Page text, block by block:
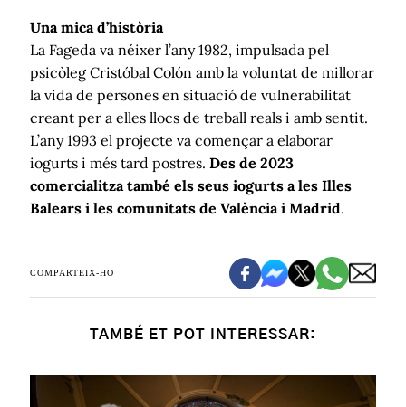
Una mica d’història
La Fageda va néixer l’any 1982, impulsada pel
psicòleg Cristóbal Colón amb la voluntat de millorar
la vida de persones en situació de vulnerabilitat
creant per a elles llocs de treball reals i amb sentit.
L’any 1993 el projecte va començar a elaborar
iogurts i més tard postres. Des de 2023
comercialitza també els seus iogurts a les Illes
Balears i les comunitats de València i Madrid.
COMPARTEIX-HO
TAMBÉ ET POT INTERESSAR: